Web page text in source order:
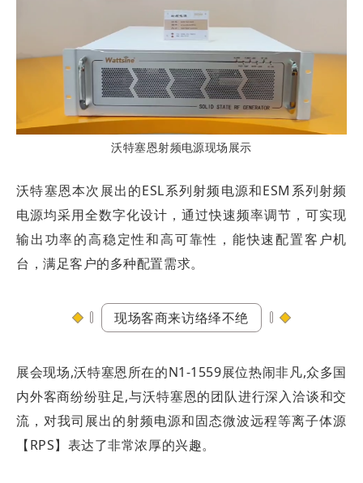
沃特塞恩射频电源现场展示
沃特塞恩本次展出的ESL系列射频电源和ESM系列射频
电源均采用全数字化设计，通过快速频率调节，可实现
输出功率的高稳定性和高可靠性，能快速配置客户机
台，满足客户的多种配置需求。
现场客商来访络绎不绝
展会现场,沃特塞恩所在的N1-1559展位热闹非凡,众多国
内外客商纷纷驻足,与沃特塞恩的团队进行深入洽谈和交
流，对我司展出的射频电源和固态微波远程等离子体源
【RPS】表达了非常浓厚的兴趣。